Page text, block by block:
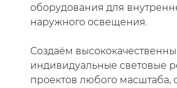
оборудования для
наружного освещения.
Cоздаём
индивидуальные световые
проектов любого масштаба,